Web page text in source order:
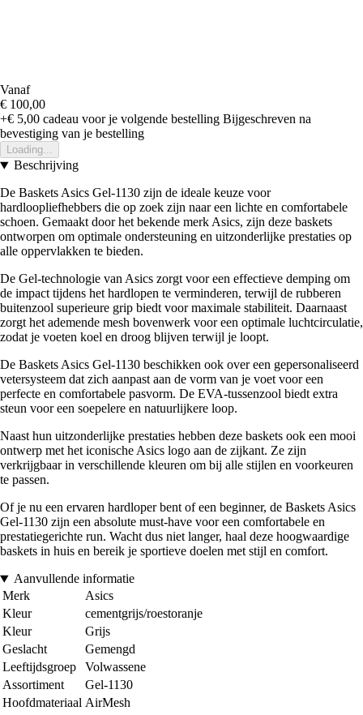
Vanaf
€ 100,00
+€ 5,00 cadeau voor je volgende bestelling Bijgeschreven na
bevestiging van je bestelling
Loading...
Beschrijving
De Baskets Asics Gel-1130 zijn de ideale keuze voor
hardloopliefhebbers die op zoek zijn naar een lichte en comfortabele
schoen. Gemaakt door het bekende merk Asics, zijn deze baskets
ontworpen om optimale ondersteuning en uitzonderlijke prestaties op
alle oppervlakken te bieden.
De Gel-technologie van Asics zorgt voor een effectieve demping om
de impact tijdens het hardlopen te verminderen, terwijl de rubberen
buitenzool superieure grip biedt voor maximale stabiliteit. Daarnaast
zorgt het ademende mesh bovenwerk voor een optimale luchtcirculatie,
zodat je voeten koel en droog blijven terwijl je loopt.
De Baskets Asics Gel-1130 beschikken ook over een gepersonaliseerd
vetersysteem dat zich aanpast aan de vorm van je voet voor een
perfecte en comfortabele pasvorm. De EVA-tussenzool biedt extra
steun voor een soepelere en natuurlijkere loop.
Naast hun uitzonderlijke prestaties hebben deze baskets ook een mooi
ontwerp met het iconische Asics logo aan de zijkant. Ze zijn
verkrijgbaar in verschillende kleuren om bij alle stijlen en voorkeuren
te passen.
Of je nu een ervaren hardloper bent of een beginner, de Baskets Asics
Gel-1130 zijn een absolute must-have voor een comfortabele en
prestatiegerichte run. Wacht dus niet langer, haal deze hoogwaardige
baskets in huis en bereik je sportieve doelen met stijl en comfort.
Aanvullende informatie
Merk
Asics
Kleur
cementgrijs/roestoranje
Kleur
Grijs
Geslacht
Gemengd
Leeftijdsgroep
Volwassene
Assortiment
Gel-1130
Hoofdmateriaal AirMesh